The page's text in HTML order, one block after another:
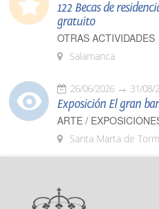
122 Becas de
gratuito
OTRAS ACTIVIDADES
Salamanca
26/06/2026 31/08/
Exposición El gran
ARTE /
Santa Marta de